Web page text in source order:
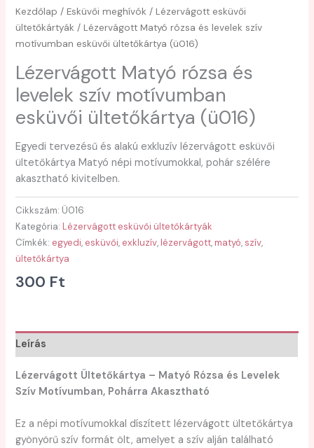
Kezdőlap /Esküvői meghívók /Lézervágott esküvői
ültetőkártyák / Lézervágott Matyó rózsa és levelek szív
motívumban esküvői ültetőkártya (ü016)
Lézervágott Matyó rózsa és
levelek szív motívumban
esküvői ültetőkártya (ü016)
Egyedi tervezésű és alakú exkluzív lézervágott esküvői
ültetőkártya Matyó népi motívumokkal, pohár szélére
akasztható kivitelben.
Cikkszám: Ü016
Kategória:Lézervágott esküvői ültetőkártyák
Címkék: egyedi, esküvői, exkluzív,lézervágott,matyó,szív,
ültetőkártya
300 Ft
Leírás
Lézervágott Ültetőkártya – Matyó Rózsa és Levelek
Szív Motívumban, Pohárra Akasztható
Ez a népi motívumokkal díszített lézervágott ültetőkártya
gyönyörű szív formát ölt, amelyet a szív alján található